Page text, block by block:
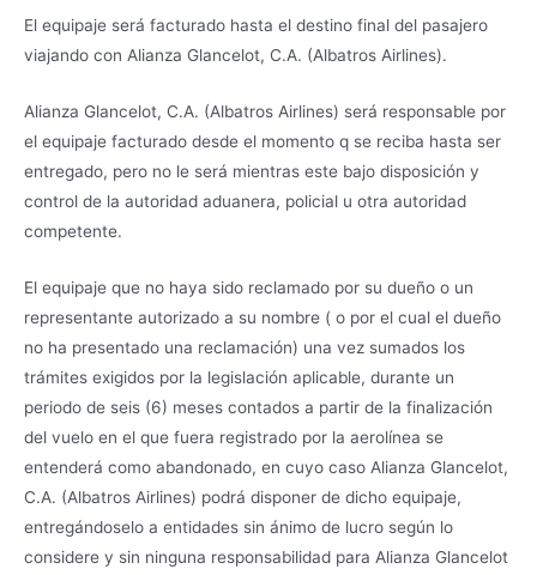
El equipaje será facturado hasta el destino final del pasajero
viajando con Alianza Glancelot, C.A. (Albatros Airlines).
Alianza Glancelot, C.A. (Albatros Airlines) será responsable por
el equipaje facturado desde el momento q se reciba hasta ser
entregado, pero no le será mientras este bajo disposición y
control de la autoridad aduanera, policial u otra autoridad
competente.
El equipaje que no haya sido reclamado por su dueño o un
representante autorizado a su nombre ( o por el cual el dueño
no ha presentado una reclamación) una vez sumados los
trámites exigidos por la legislación aplicable, durante un
periodo de seis (6) meses contados a partir de la finalización
del vuelo en el que fuera registrado por la aerolínea se
entenderá como abandonado, en cuyo caso Alianza Glancelot,
C.A. (Albatros Airlines) podrá disponer de dicho equipaje,
entregándoselo a entidades sin ánimo de lucro según lo
considere y sin ninguna responsabilidad para Alianza Glancelot